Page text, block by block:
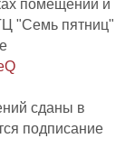
помещений и
"Семь пятниц"
сданы в
подписание